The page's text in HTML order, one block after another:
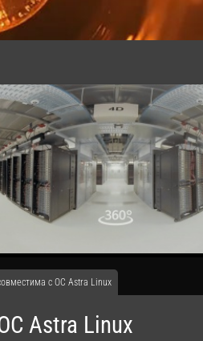
с ОС Astra Linux
Astra Linux